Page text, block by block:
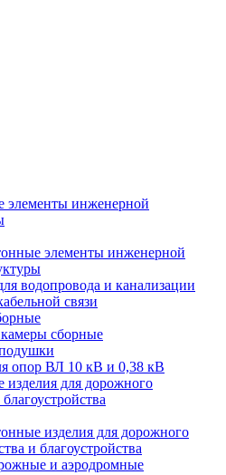
элементы инженерной
элементы инженерной
водопровода и канализации
связи
сборные
опор ВЛ 10 кВ и 0,38 кВ
изделия для дорожного
изделия для дорожного
и благоустройства
и аэродромные